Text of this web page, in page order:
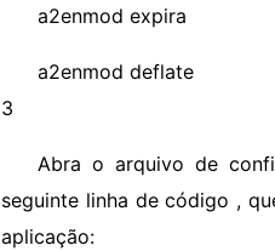
a2enmod expira
a2enmod deflate
3
Abra o arquivo de
seguinte linha de código ,
aplicação: